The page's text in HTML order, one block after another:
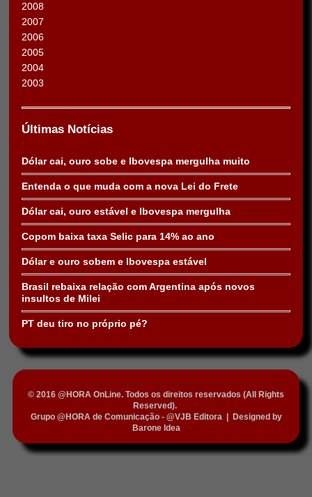
2008
2007
2006
2005
2004
2003
Últimas Notícias
Dólar cai, ouro sobe e Ibovespa mergulha muito
Entenda o que muda com a nova Lei do Frete
Dólar cai, ouro estável e Ibovespa mergulha
Copom baixa taxa Selic para 14% ao ano
Dólar e ouro sobem e Ibovespa estável
Brasil rebaixa relação com Argentina após novos
insultos de Milei
PT deu tiro no próprio pé?
© 2016 @HORA OnLine. Todos os direitos reservados (All Rights
Reserved).
Grupo @HORA de Comunicação - @VJB Editora|
Designed by
Barone Idea